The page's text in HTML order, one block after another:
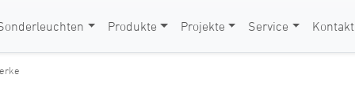
Produkte Projekte Service Kontakt